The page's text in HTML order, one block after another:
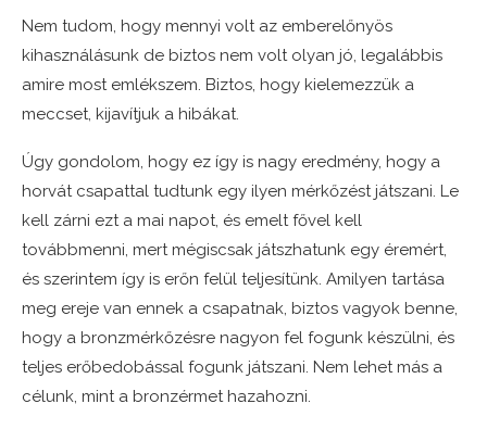
Nem tudom, hogy mennyi volt az emberelőnyös
kihasználásunk de biztos nem volt olyan jó, legalábbis
amire most emlékszem. Biztos, hogy kielemezzük a
meccset, kijavítjuk a hibákat.
Úgy gondolom, hogy ez így is nagy eredmény, hogy a
horvát csapattal tudtunk egy ilyen mérkőzést játszani. Le
kell zárni ezt a mai napot, és emelt fővel kell
továbbmenni, mert mégiscsak játszhatunk egy éremért,
és szerintem így is erőn felül teljesítünk. Amilyen tartása
meg ereje van ennek a csapatnak, biztos vagyok benne,
hogy a bronzmérkőzésre nagyon fel fogunk készülni, és
teljes erőbedobással fogunk játszani. Nem lehet más a
célunk, mint a bronzérmet hazahozni.